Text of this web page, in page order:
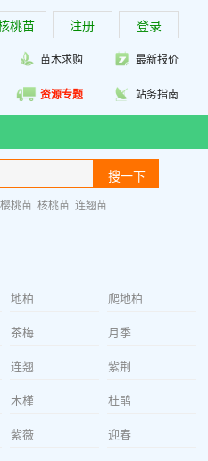
桃苗 注册 登录
苗木求购 最新报价
资源专题 站务指南
樱桃苗 核桃苗 连翘苗
地柏 爬地柏
茶梅 月季
连翘 紫荆
木槿 杜鹃
紫薇 迎春